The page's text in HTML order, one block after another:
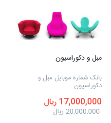
مبل و دکوراسیون
بانک شماره موبایل مبل و
دکوراسیون
17,000,000 ریال
20,000,000 ریال